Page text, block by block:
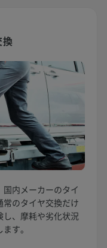
内メーカーのタイ
のタイヤ交換だけ
し、摩耗や劣化状況
す。